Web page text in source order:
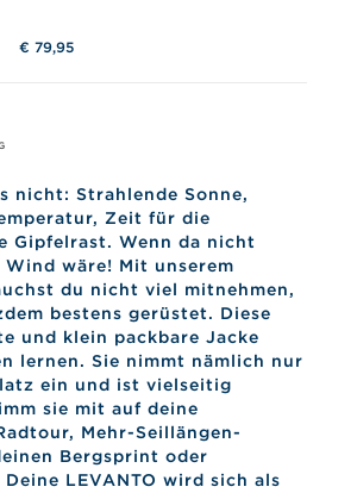
€ 79,95
nicht: Strahlende Sonne,
Zeit für die
Gipfelrast. Wenn da nicht
wäre! Mit unserem
du nicht viel mitnehmen,
bestens gerüstet. Diese
und klein packbare Jacke
lernen. Sie nimmt nämlich nur
ein und ist vielseitig
sie mit auf deine
Mehr-Seillängen-
Bergsprint oder
LEVANTO wird sich als